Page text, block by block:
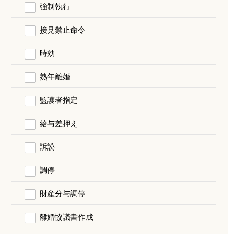
強制執行
接見禁止命令
時効
熟年離婚
監護者指定
給与差押え
訴訟
調停
財産分与調停
離婚協議書作成